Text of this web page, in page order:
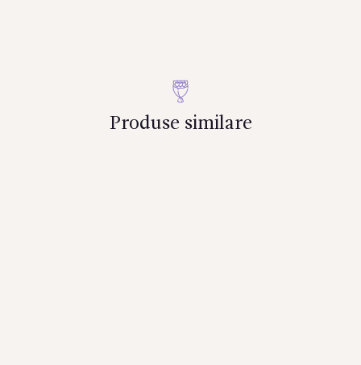
Produse similare